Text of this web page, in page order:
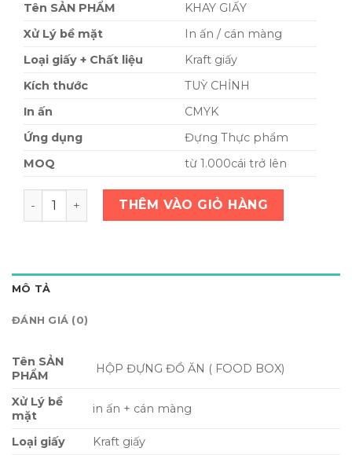
Tên SẢN PHẨM
KHAY GIẤY
Xử Lý bề mặt
In ấn / cán màng
Loại giấy + Chất liệu
Kraft giấy
Kích thước
TUỲ CHỈNH
In ấn
CMYK
Ứng dụng
Đựng Thực phẩm
MOQ
từ 1.000cái trở lên
HỘP GIẤY ĐỰNG ĐỒ ĂN số lượng
THÊM VÀO GIỎ HÀNG
MÔ TẢ
ĐÁNH GIÁ (0)
Tên SẢN
PHẨM
HỘP ĐỰNG ĐỒ ĂN ( FOOD BOX)
Xử Lý bề
mặt
in ấn + cán màng
Loại giấy
Kraft giấy